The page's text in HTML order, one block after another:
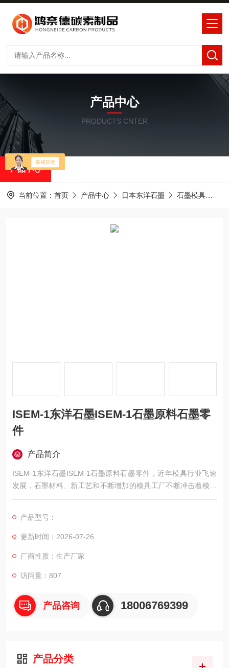
产品中心
PRODUCTS CNTER
产品中心
当前位置： 首页 产品中心 日本东洋石墨 石墨模具
ISEM-1东洋石墨ISEM-1石墨原料石墨零
件
产品简介
ISEM-1东洋石墨ISEM-1石墨原料石墨零件，近年模具行业飞速
发展，石墨材料、新工艺和不断增加的模具工厂不断冲击着模具
市场，石墨以其良好的物理和化学性能逐渐成为模具制作的材
产品型号：
更新时间：2026-07-26
厂商性质：生产厂家
访问量：807
产品咨询 18006769399
产品分类